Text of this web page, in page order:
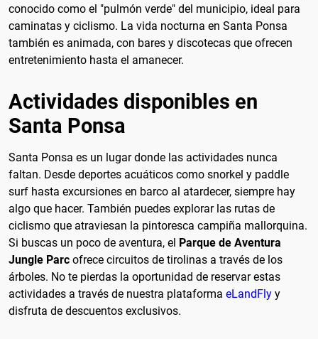
conocido como el "pulmón verde" del municipio, ideal para
caminatas y ciclismo. La vida nocturna en Santa Ponsa
también es animada, con bares y discotecas que ofrecen
entretenimiento hasta el amanecer.
Actividades disponibles en
Santa Ponsa
Santa Ponsa es un lugar donde las actividades nunca
faltan. Desde deportes acuáticos como snorkel y paddle
surf hasta excursiones en barco al atardecer, siempre hay
algo que hacer. También puedes explorar las rutas de
ciclismo que atraviesan la pintoresca campiña mallorquina.
Si buscas un poco de aventura, el Parque de Aventura
Jungle Parc ofrece circuitos de tirolinas a través de los
árboles. No te pierdas la oportunidad de reservar estas
actividades a través de nuestra plataforma eLandFly y
disfruta de descuentos exclusivos.